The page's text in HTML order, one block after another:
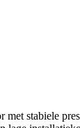
stabiele